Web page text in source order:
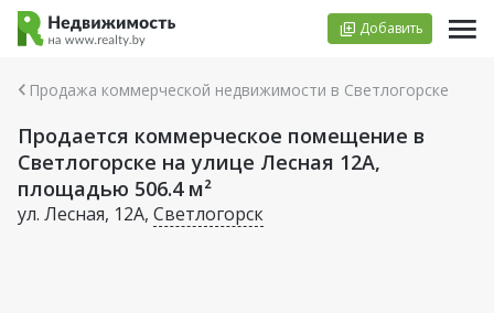
Добавить
Продажа коммерческой недвижимости в Светлогорске
Продается коммерческое помещение в
Светлогорске на улице Лесная 12А,
площадью 506.4 м²
ул. Лесная, 12А, Светлогорск